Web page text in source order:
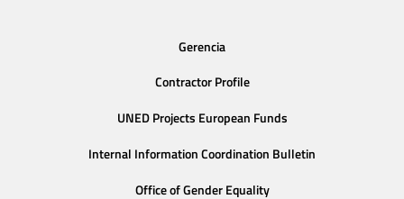
Gerencia
Contractor Profile
UNED Projects European Funds
Internal Information Coordination Bulletin
Office of Gender Equality